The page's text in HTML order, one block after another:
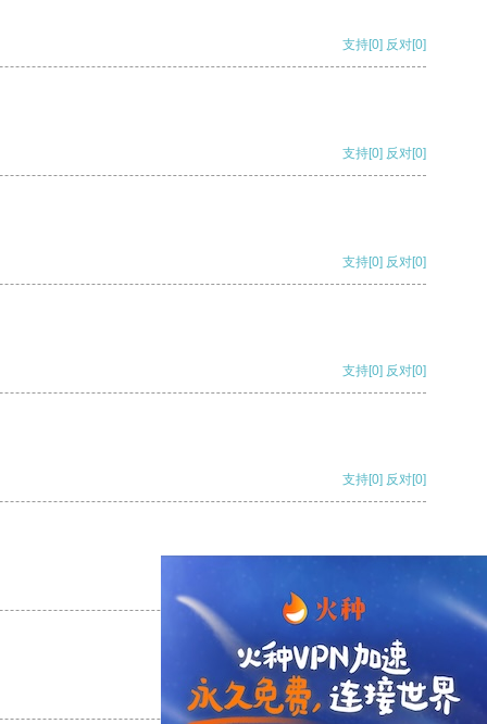
支持[0] 反对[0]
支持[0] 反对[0]
支持[0] 反对[0]
支持[0] 反对[0]
支持[0] 反对[0]
支持 [0] 反对[0]